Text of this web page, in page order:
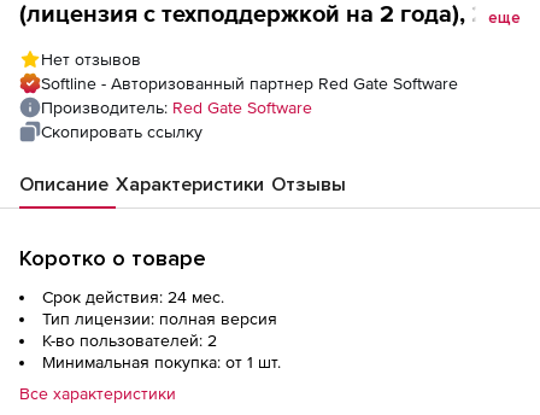
(лицензия с техподдержкой на 2 года), 2
еще
Нет отзывов
Softline - Авторизованный партнер Red Gate Software
Производитель: Red Gate Software
Скопировать ссылку
Описание Характеристики Отзывы
Коротко о товаре
Срок действия: 24 мес.
Тип лицензии: полная версия
К-во пользователей: 2
Минимальная покупка: от 1 шт.
Все характеристики